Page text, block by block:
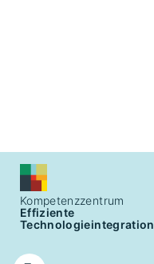
Kompetenzzentrum
Effiziente
Technologieintegration